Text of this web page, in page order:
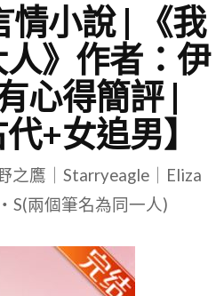
情小說 | 《我
》作者：伊
心得簡評 |
+女追男】
之鷹｜Starryeagle｜Eliza
S(兩個筆名為同一人)